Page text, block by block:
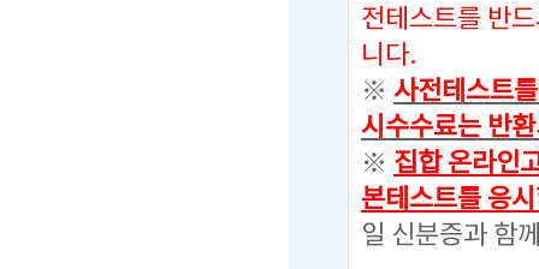
전테스트를 반
니다.
※ 사전테스트
시수수료는 반
※ 집합 온라인
본테스트를 응
일 신분증과 함